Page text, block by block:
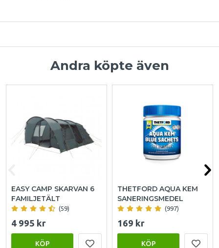
Andra köpte även
EASY CAMP SKARVAN 6
FAMILJETÄLT
(59)
4 995 kr
KÖP
THETFORD AQUA KEM
SANERINGSMEDEL
(997)
169 kr
KÖP